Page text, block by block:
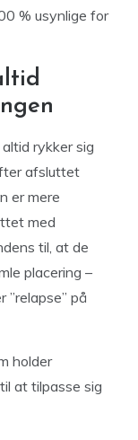
% usynlige for
rykker sig
afsluttet
er mere
med
til, at de
placering –
på
holder
at tilpasse sig